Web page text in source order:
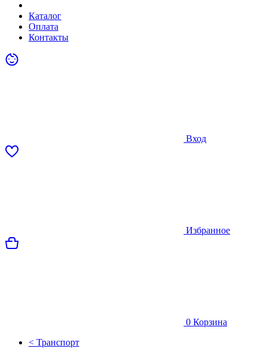
Каталог
Оплата
Контакты
Вход
Избранное
0 Корзина
< Транспорт